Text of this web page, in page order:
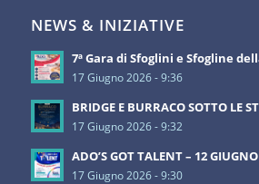
NEWS & INIZIATIVE
7ª Gara di Sfoglini e Sfogline
17 Giugno 2026 - 9:36
BRIDGE E BURRACO SOTTO LE
17 Giugno 2026 - 9:32
ADO’S GOT TALENT – 12 GIUGNO
17 Giugno 2026 - 9:30